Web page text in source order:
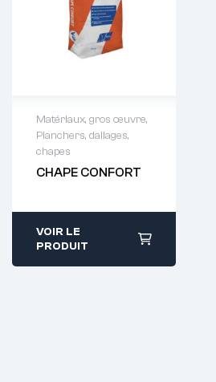
Matériaux, gros œuvre,
Planchers, dallages,
chapes
CHAPE CONFORT
Demande de
93 38
VOIR LE
PRODUIT